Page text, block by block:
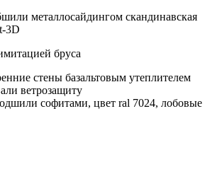
металлосайдингом скандинавская
3D
бруса
стены базальтовым утеплителем
ветрозащиту
софитами, цвет ral 7024, лобовые